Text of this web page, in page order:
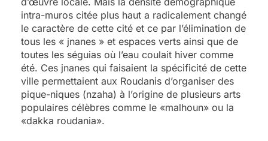
intra-muros citée plus haut a radicalement changé
le caractère de cette cité et ce par l’élimination de
tous les « jnanes » et espaces verts ainsi que de
toutes les séguias où l’eau coulait hiver comme
été. Ces jnanes qui faisaient la spécificité de cette
ville permettaient aux Roudanis d’organiser des
pique-niques (nzaha) à l’origine de plusieurs arts
populaires célèbres comme le «malhoun» ou la
«dakka roudania».